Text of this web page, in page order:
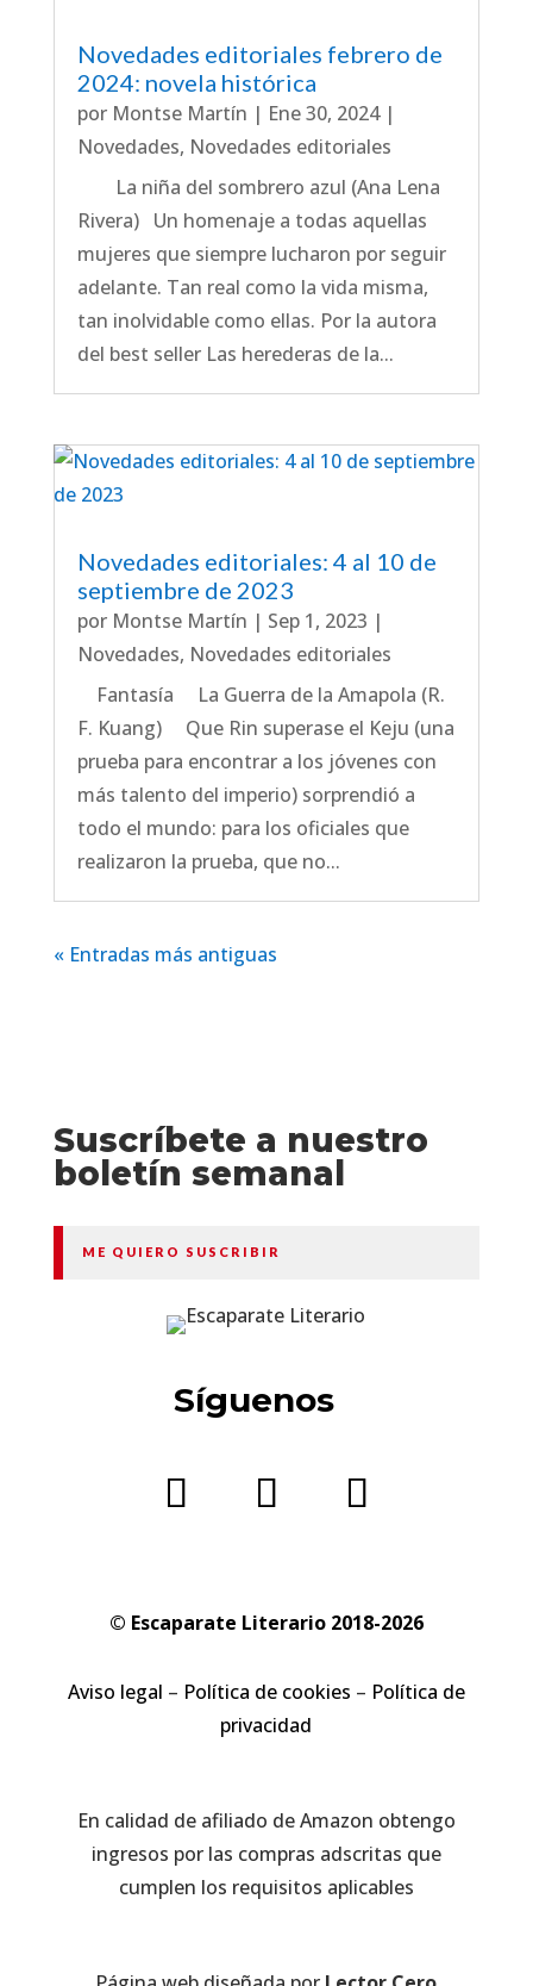
Novedades editoriales febrero de
2024: novela histórica
por Montse Martín | Ene 30, 2024|
Novedades, Novedades editoriales
La niña del sombrero azul (Ana Lena
Rivera) Un homenaje a todas aquellas
mujeres que siempre lucharon por seguir
adelante. Tan real como la vida misma,
tan inolvidable como ellas. Por la autora
del best seller Las herederas de la...
Novedades editoriales: 4 al 10 de
septiembre de 2023
por Montse Martín | Sep 1, 2023 |
Novedades, Novedades editoriales
Fantasía La Guerra de la Amapola (R.
F. Kuang) Que Rin superase el Keju (una
prueba para encontrar a los jóvenes con
más talento del imperio) sorprendió a
todo el mundo: para los oficiales que
realizaron la prueba, que no...
« Entradas más antiguas
Suscríbete a nuestro
boletín semanal
ME QUIERO SUSCRIBIR
Síguenos
© Escaparate Literario 2018-2026
Aviso legal – Política de cookies – Política de
privacidad
En calidad de afiliado de Amazon obtengo
ingresos por las compras adscritas que
cumplen los requisitos aplicables